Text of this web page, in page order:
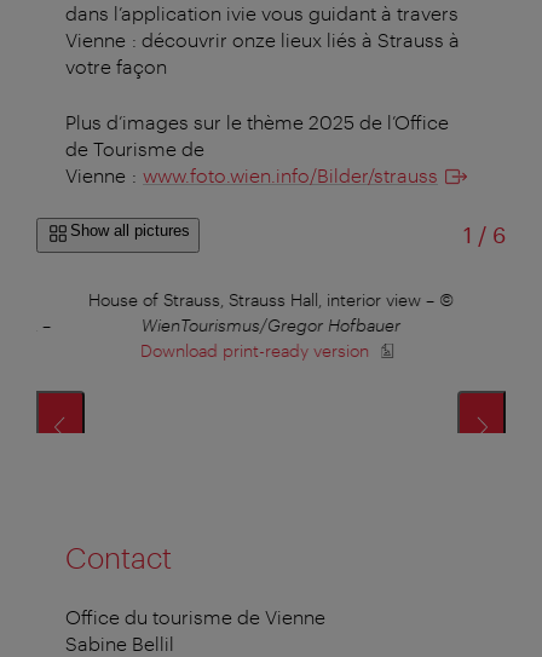
dans l’application ivie vous guidant à travers
Vienne : découvrir onze lieux liés à Strauss à
votre façon
Plus d’images sur le thème 2025 de l’Office
de Tourisme de
Vienne : www.foto.wien.info/Bilder/strauss
Show all pictures 1 /of
6
–
House of Strauss, Strauss Hall, interior view– ©
WienTourismus/Gregor Hofbauer
Download print-ready version
Contact
Office du tourisme de Vienne
Sabine Bellil